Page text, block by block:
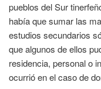
pueblos del Sur
había que sumar las
estudios secundarios
que algunos de ellos
residencia, personal o
ocurrió en el caso de